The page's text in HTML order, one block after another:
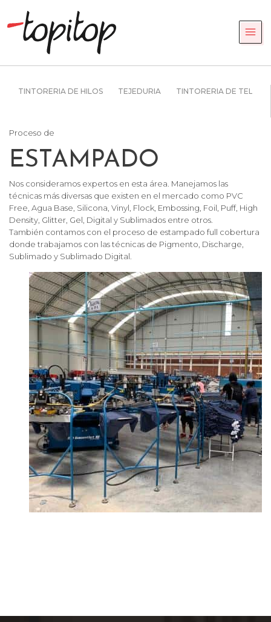
TINTORERIA DE HILOS TEJEDURIA TINTORERIA DE TELAS
Proceso de
ESTAMPADO
Nos consideramos expertos en esta área. Manejamos las
técnicas más diversas que existen en el mercado como PVC
Free, Agua Base, Silicona, Vinyl, Flock, Embossing, Foil, Puff, High
Density, Glitter, Gel, Digital y Sublimados entre otros.
También contamos con el proceso de estampado full cobertura
donde trabajamos con las técnicas de Pigmento, Discharge,
Sublimado y Sublimado Digital.